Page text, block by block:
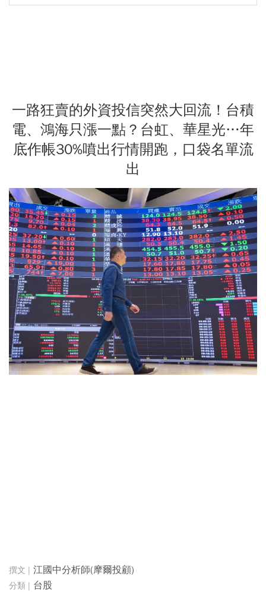
一路狂賣的外資投信突然大回流！台積
電、鴻海只漲一點？台虹、華星光…年
底作帳30%噴出行情開跑，口袋名單流
出
江國中分析師(摩爾投顧)
台股